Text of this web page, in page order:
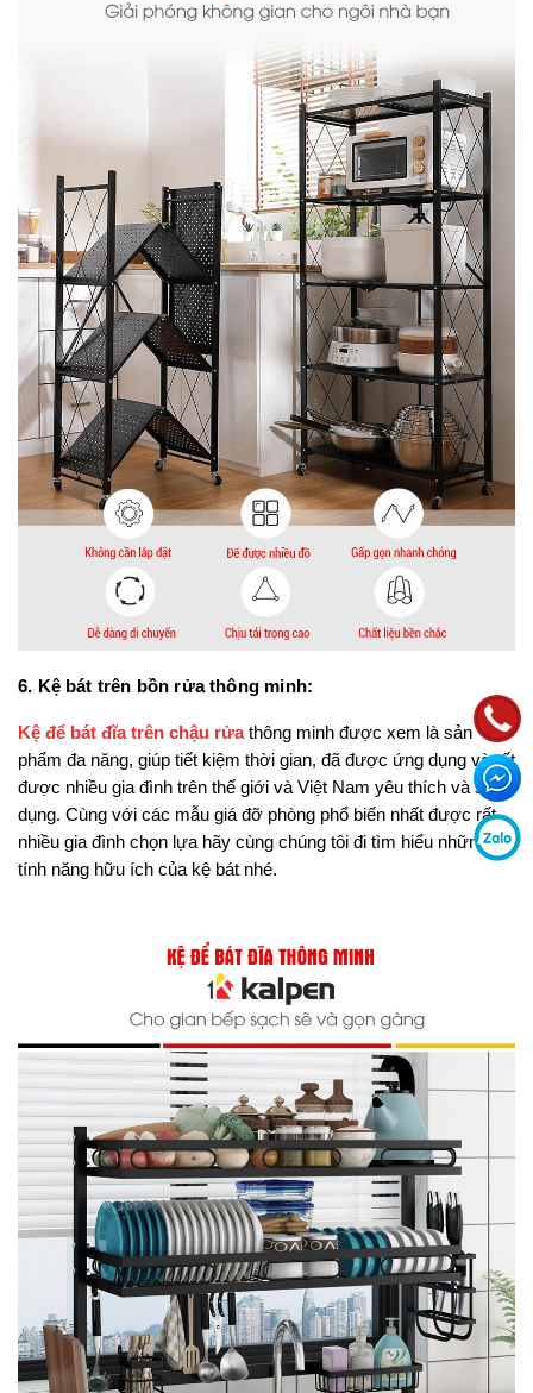
6. Kệ bát trên bồn rửa thông minh:
Kệ để bát đĩa trên chậu rửa thông minh được xem là sản
phẩm đa năng, giúp tiết kiệm thời gian, đã được ứng dụng và rất
được nhiều gia đình trên thế giới và Việt Nam yêu thích và sử
dụng. Cùng với các mẫu giá đỡ phòng phổ biến nhất được rất
nhiều gia đình chọn lựa hãy cùng chúng tôi đi tìm hiểu những
tính năng hữu ích của kệ bát nhé.